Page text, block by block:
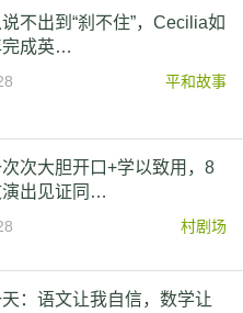
不出到“刹不住”，Cecilia如
完成英…
平和故事
次大胆开口+学以致用，8
演出见证同…
村剧场
：语文让我自信，数学让